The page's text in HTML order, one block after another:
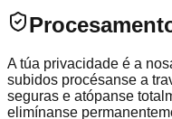
A túa privacidade é a
subidos procésanse a
seguras e atópanse
elimínanse